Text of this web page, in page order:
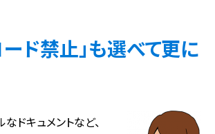
ード禁止」も選べて更に
ドキュメントなど、